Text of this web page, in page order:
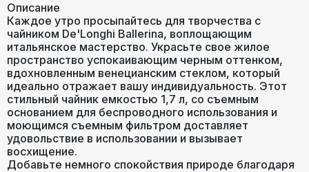
Описание
Каждое утро просыпайтесь для творчества с
чайником De'Longhi Ballerina, воплощающим
итальянское мастерство. Украсьте свое жилое
пространство успокаивающим черным оттенком,
вдохновленным венецианским стеклом, который
идеально отражает вашу индивидуальность. Этот
стильный чайник емкостью 1,7 л, со съемным
основанием для беспроводного использования и
моющимся съемным фильтром доставляет
удовольствие в использовании и вызывает
восхищение.
Добавьте немного спокойствия природе благодаря